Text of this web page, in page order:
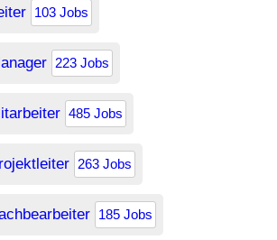
103 Jobs
223 Jobs
485 Jobs
263 Jobs
185 Jobs